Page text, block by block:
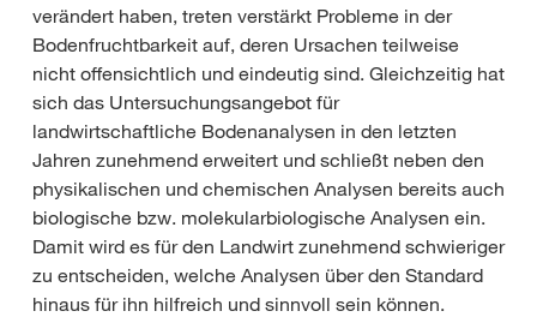
verändert haben, treten verstärkt Probleme in der
Bodenfruchtbarkeit auf, deren Ursachen teilweise
nicht offensichtlich und eindeutig sind. Gleichzeitig hat
sich das Untersuchungsangebot für
landwirtschaftliche Bodenanalysen in den letzten
Jahren zunehmend erweitert und schließt neben den
physikalischen und chemischen Analysen bereits auch
biologische bzw. molekularbiologische Analysen ein.
Damit wird es für den Landwirt zunehmend schwieriger
zu entscheiden, welche Analysen über den Standard
hinaus für ihn hilfreich und sinnvoll sein können.